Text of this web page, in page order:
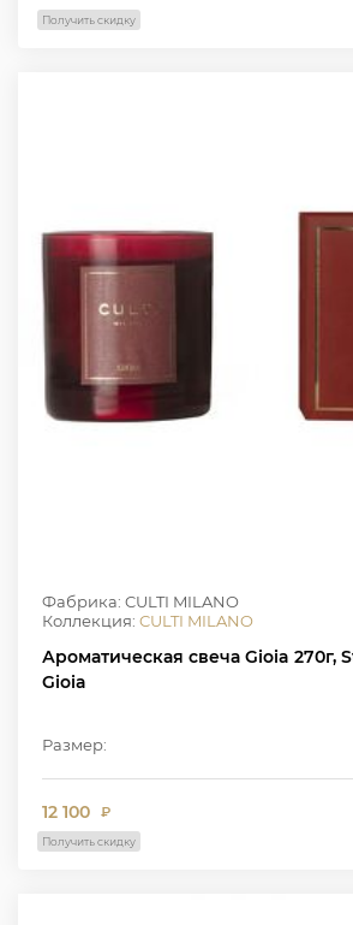
Получить скидку
Фабрика: CULTI MILANO
Коллекция: CULTI MILANO
Ароматическая свеча Gioia 270г,
Gioia
Размер:
12 100 ₽
Получить скидку